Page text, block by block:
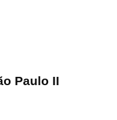
Paulo II